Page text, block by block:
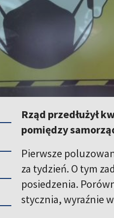
Rząd przedłużył
pomiędzy
Pierwsze
za tydzień. O tym
posiedzenia.
stycznia, wyraźnie